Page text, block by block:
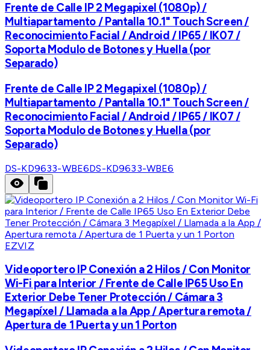
Frente de Calle IP 2 Megapixel (1080p) /
Multiapartamento / Pantalla 10.1" Touch Screen /
Reconocimiento Facial / Android / IP65 / IK07 /
Soporta Modulo de Botones y Huella (por
Separado)
Frente de Calle IP 2 Megapixel (1080p) /
Multiapartamento / Pantalla 10.1" Touch Screen /
Reconocimiento Facial / Android / IP65 / IK07 /
Soporta Modulo de Botones y Huella (por
Separado)
DS-KD9633-WBE6DS-KD9633-WBE6
EZVIZ
Videoportero IP Conexión a 2 Hilos / Con Monitor
Wi-Fi para Interior / Frente de Calle IP65 Uso En
Exterior Debe Tener Protección / Cámara 3
Megapíxel / Llamada a la App / Apertura remota /
Apertura de 1 Puerta y un 1 Porton